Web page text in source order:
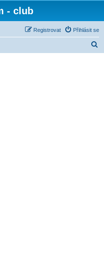
- club
Přihlásit se
Registrovat